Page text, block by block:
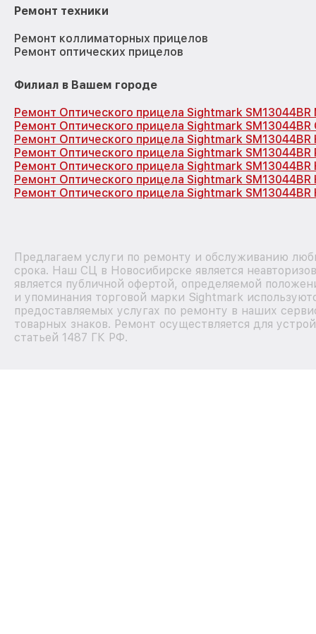
Ремонт техники
Ремонт коллиматорных прицелов
Ремонт оптических прицелов
Филиал в Вашем городе
Ремонт Оптического прицела Sightmark SM13044BR
Ремонт Оптического прицела Sightmark
Ремонт Оптического прицела Sightmark SM13044BR
Ремонт Оптического прицела Sightmark
Ремонт Оптического прицела Sightmark
Ремонт Оптического прицела Sightmark
Ремонт Оптического прицела Sightmark SM13044BR
Предлагаем услуги по ремонту и обслуживанию
срока. Наш СЦ в Новосибирске является
является публичной офертой, определяемой
и упоминания торговой марки Sightmark
предоставляемых услугах по ремонту в наших
товарных знаков. Ремонт осуществляется для
статьей 1487 ГК РФ.